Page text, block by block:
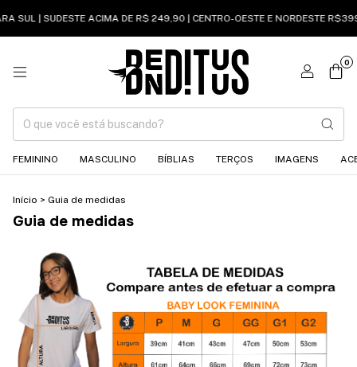
SUL | SUDESTE ACIMA DE R$ 249,90 | CENTRO-OESTE E NORDESTE
0
FEMININO MASCULINO BÍBLIAS TERÇOS IMAGENS
Início > Guia de medidas
Guia de medidas